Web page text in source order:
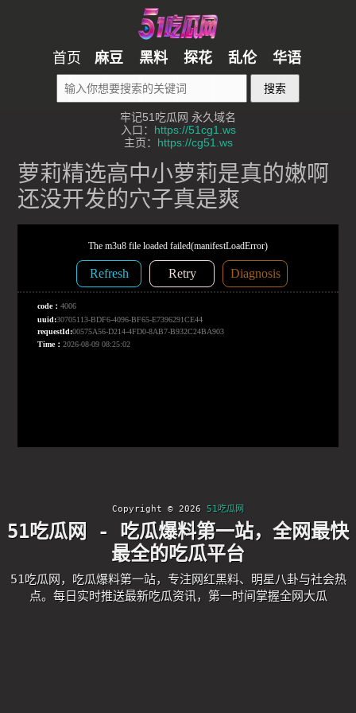
首页 麻豆 黑料 探花 乱伦 华语
搜索
牢记51吃瓜网 永久域名
入口： https://51cg1.ws
主页： https://cg51.ws
萝莉精选高中小萝莉是真的嫩啊
还没开发的穴子真是爽
Copyright © 2026 51吃瓜网
51吃瓜网 - 吃瓜爆料第一站，全网最快
最全的吃瓜平台
51吃瓜网，吃瓜爆料第一站，专注网红黑料、明星八卦与社会热
点。每日实时推送最新吃瓜资讯，第一时间掌握全网大瓜